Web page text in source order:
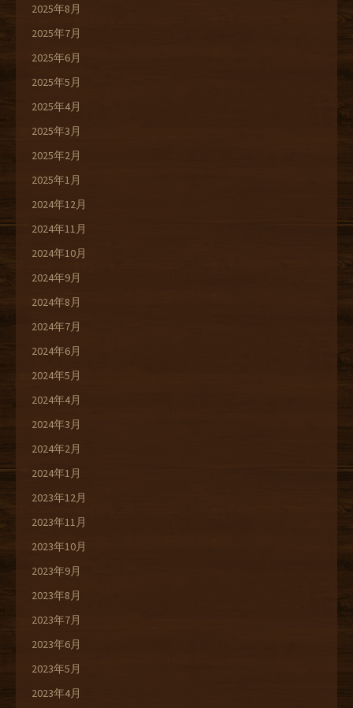
2025年8月
2025年7月
2025年6月
2025年5月
2025年4月
2025年3月
2025年2月
2025年1月
2024年12月
2024年11月
2024年10月
2024年9月
2024年8月
2024年7月
2024年6月
2024年5月
2024年4月
2024年3月
2024年2月
2024年1月
2023年12月
2023年11月
2023年10月
2023年9月
2023年8月
2023年7月
2023年6月
2023年5月
2023年4月